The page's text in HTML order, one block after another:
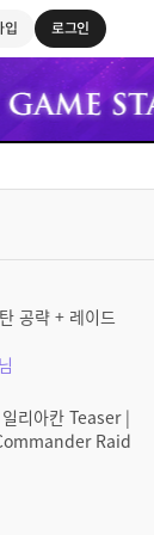
입 로그인
공략 + 레이드
리아칸 Teaser |
Raid